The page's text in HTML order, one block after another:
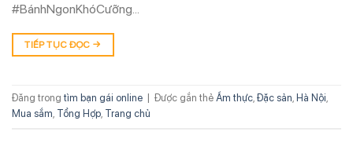
#BánhNgonKhóCưỡng…
TIẾP TỤC ĐỌC →
Đăng trong tìm bạn gái online Được gắn thẻ Ẩm thực, Đặc sản, Hà Nội,
Mua sắm, Tổng Hợp, Trang chủ